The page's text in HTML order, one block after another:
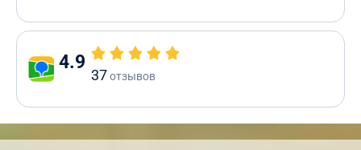
4.9
37отзывов